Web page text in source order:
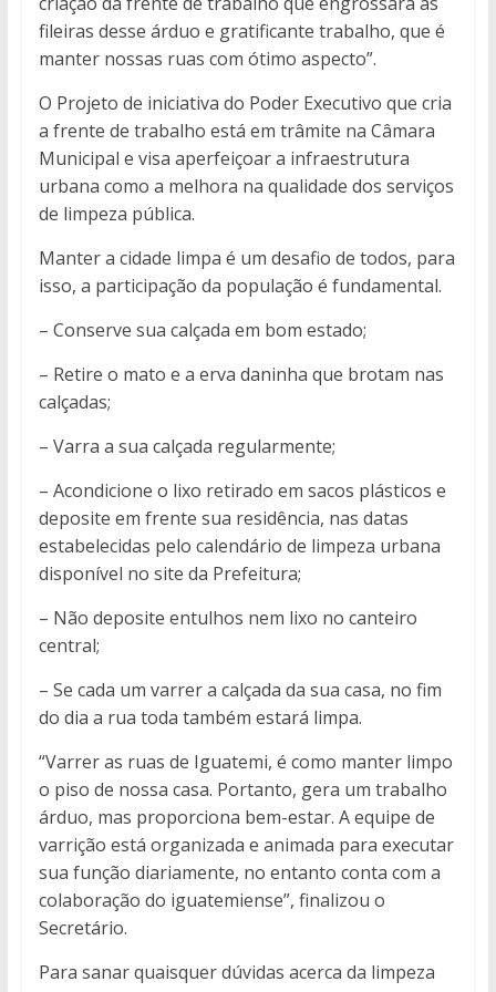
fileiras desse árduo e gratificante trabalho, que é
manter nossas ruas com ótimo aspecto”.
O Projeto de iniciativa do Poder Executivo que cria
a frente de trabalho está em trâmite na Câmara
Municipal e visa aperfeiçoar a infraestrutura
urbana como a melhora na qualidade dos serviços
de limpeza pública.
Manter a cidade limpa é um desafio de todos, para
isso, a participação da população é fundamental.
– Conserve sua calçada em bom estado;
– Retire o mato e a erva daninha que brotam nas
calçadas;
– Varra a sua calçada regularmente;
– Acondicione o lixo retirado em sacos plásticos e
deposite em frente sua residência, nas datas
estabelecidas pelo calendário de limpeza urbana
disponível no site da Prefeitura;
– Não deposite entulhos nem lixo no canteiro
central;
– Se cada um varrer a calçada da sua casa, no fim
do dia a rua toda também estará limpa.
“Varrer as ruas de Iguatemi, é como manter limpo
o piso de nossa casa. Portanto, gera um trabalho
árduo, mas proporciona bem-estar. A equipe de
varrição está organizada e animada para executar
sua função diariamente, no entanto conta com a
colaboração do iguatemiense”, finalizou o
Secretário.
Para sanar quaisquer dúvidas acerca da limpeza